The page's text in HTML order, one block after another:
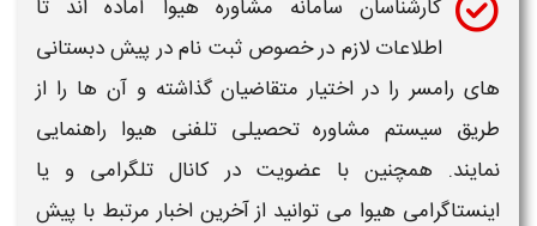
کارشناسان سامانه مشاورههیواآماده اند تا
اطلاعات لازم در خصوص ثبت نام درپیش دبستانی
های رامسررا در اختیار متقاضیان گذاشته و آن ها را از
طریق سیستم مشاوره تحصیلی تلفنیهیواراهنمایی
نمایند. همچنین با عضویت در کانال تلگرامی و یا
اینستاگرامیهیوامی توانید از آخرین اخبار مرتبط باپیش